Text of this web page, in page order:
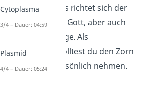
dürfen. Oftmals richtet sich der
Ärger an Ärzte, Gott, aber auch
enge Angehörige. Als
Angehöriger solltest du den Zorn
dabei nicht persönlich nehmen.
Cytoplasma
3/4 – Dauer: 04:59
Plasmid
4/4 – Dauer: 05:24